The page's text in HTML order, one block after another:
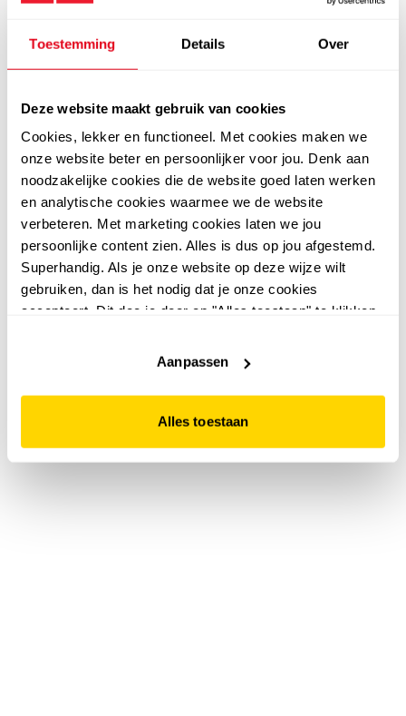
Toestemming Details Over
Deze website maakt gebruik van cookies
Cookies, lekker en functioneel. Met cookies maken we
onze website beter en persoonlijker voor jou. Denk aan
noodzakelijke cookies die de website goed laten werken
en analytische cookies waarmee we de website
verbeteren. Met marketing cookies laten we jou
persoonlijke content zien. Alles is dus op jou afgestemd.
Superhandig. Als je onze website op deze wijze wilt
gebruiken, dan is het nodig dat je onze cookies
accepteert. Dit doe je door op "Alles toestaan" te klikken.
website niet optimaal functioneert.
Aanpassen
Alles toestaan